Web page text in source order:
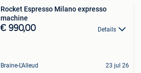
Rocket Espresso Milano expresso
machine
€ 990,00 Details
Braine-L'Alleud 23 jul 26